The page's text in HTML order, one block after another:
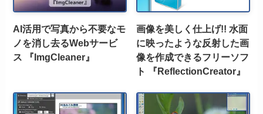
AI活用で写真から不要なモ
ノを消し去るWebサービ
ス 『ImgCleaner』
画像を美しく仕上げ!! 水面
に映ったような反射した画
像を作成できるフリーソフ
ト 『ReflectionCreator』